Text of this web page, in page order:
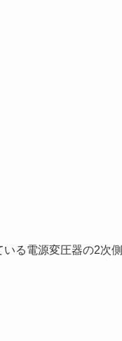
る電源変圧器の2次側